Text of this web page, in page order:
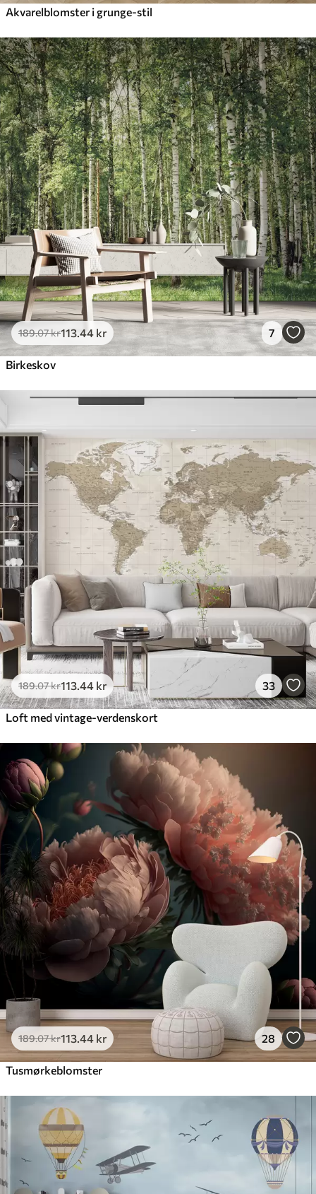
Akvarelblomster i grunge-stil
189.07kr113 .44 kr 7
Birkeskov
189.07kr113 .44 kr 33
Loft med vintage-verdenskort
189.07kr113 .44 kr 28
Tusmørkeblomster